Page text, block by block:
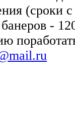
(сроки
-